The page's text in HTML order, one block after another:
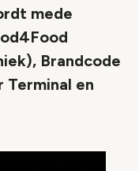
mede
Brandcode
Terminal en